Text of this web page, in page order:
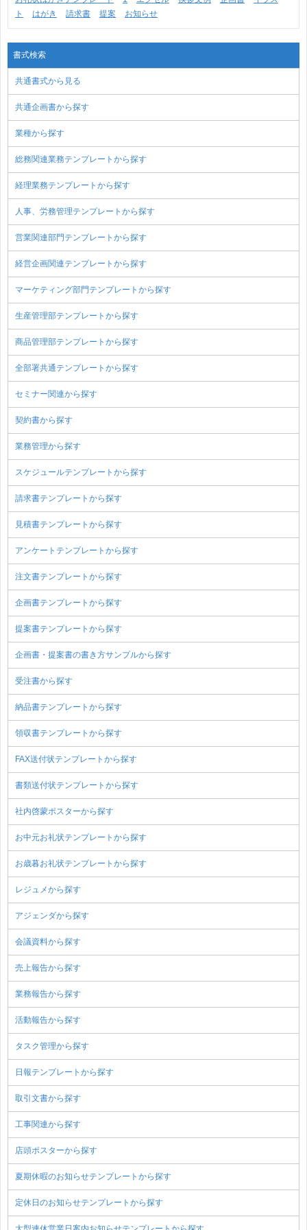
ト
はがき 請求書 提案 お知らせ
書式検索
共通書式から見る
共通企画書から探す
業種から探す
総務関連業務テンプレートから探す
経理業務テンプレートから探す
人事、労務管理テンプレートから探す
営業関連部門テンプレートから探す
経営企画関連テンプレートから探す
マーケティング部門テンプレートから探す
生産管理部テンプレートから探す
商品管理部テンプレートから探す
全部署共通テンプレートから探す
セミナー関連から探す
契約書から探す
業務管理から探す
スケジュールテンプレートから探す
請求書テンプレートから探す
見積書テンプレートから探す
アンケートテンプレートから探す
注文書テンプレートから探す
企画書テンプレートから探す
提案書テンプレートから探す
企画書・提案書の書き方サンプルから探す
受注書から探す
納品書テンプレートから探す
領収書テンプレートから探す
FAX送付状テンプレートから探す
書類送付状テンプレートから探す
社内啓蒙ポスターから探す
お中元お礼状テンプレートから探す
お歳暮お礼状テンプレートから探す
レジュメから探す
アジェンダから探す
会議資料から探す
売上報告から探す
業務報告から探す
活動報告から探す
タスク管理から探す
日報テンプレートから探す
取引文書から探す
工事関連から探す
店頭ポスターから探す
夏期休暇のお知らせテンプレートから探す
定休日のお知らせテンプレートから探す